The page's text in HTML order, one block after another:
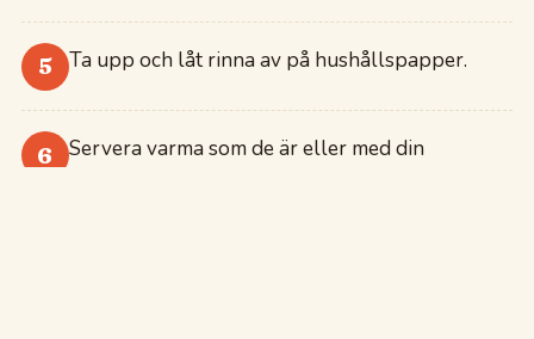
5 Ta upp och låt rinna av på hushållspapper.
6
Servera varma som de är eller med din